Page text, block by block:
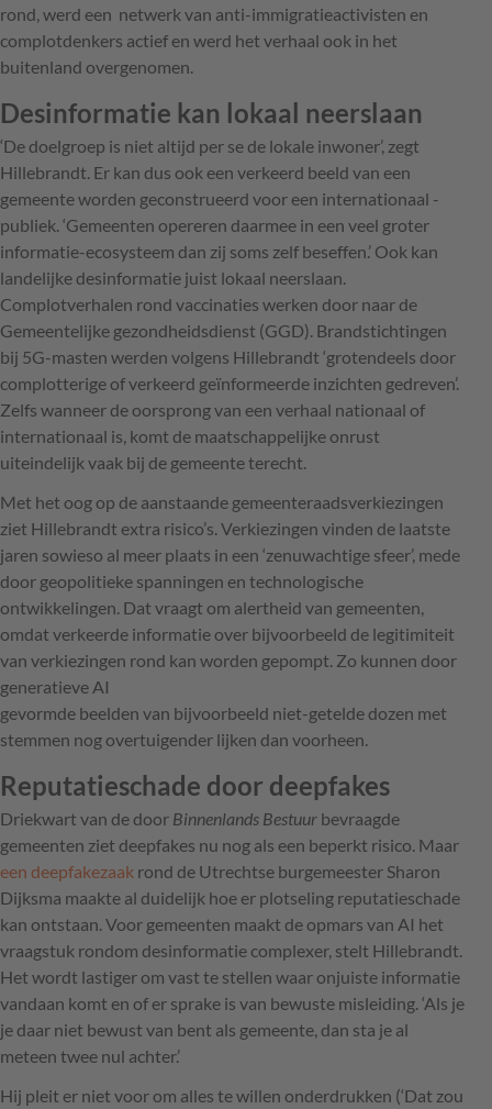
rond, werd een netwerk van anti-immigratieactivisten en
complotdenkers actief en werd het verhaal ook in het
buitenland overgenomen.
Desinformatie kan lokaal neerslaan
‘De doelgroep is niet altijd per se de lokale inwoner’, zegt
Hillebrandt. Er kan dus ook een ­verkeerd beeld van een
gemeente worden geconstrueerd voor een internationaal ­
publiek. ‘Gemeenten opereren daarmee in een veel groter
informatie-ecosysteem dan zij soms zelf beseffen.’ Ook kan
landelijke desinformatie juist ­lokaal neerslaan.
Complotverhalen rond vaccinaties werken door naar de
Gemeentelijke gezondheidsdienst (GGD). Brandstichtingen
bij 5G-masten werden volgens Hillebrandt ‘grotendeels door
complotterige of verkeerd geïnformeerde inzichten gedreven’.
Zelfs wanneer de oorsprong van een verhaal ­nationaal of
internationaal is, komt de maatschap­pelijke onrust
uiteindelijk vaak bij de ­gemeente terecht.
Met het oog op de aanstaande ­gemeenteraadsverkiezingen
ziet ­Hillebrandt extra risico’s. Verkiezingen ­vinden de laatste
jaren sowieso al meer plaats in een ‘zenuwachtige sfeer’, mede
door geopolitieke spanningen en technologische
ontwikkelingen. Dat vraagt om alertheid van gemeenten,
omdat verkeerde informatie over bijvoorbeeld de legitimiteit
van verkiezingen rond kan worden gepompt. Zo kunnen door
generatieve AI
gevormde beelden van bijvoorbeeld niet-getelde dozen met
stemmen nog overtuigender lijken dan voorheen.
Reputatieschade door deepfakes
Driekwart van de door Binnenlands ­Bestuur bevraagde
gemeenten ziet deep­fakes nu nog als een beperkt risico. Maar
een deepfakezaak rond de Utrechtse ­burgemeester Sharon
Dijksma maakte al duidelijk hoe er plotseling reputatieschade
kan ontstaan. Voor gemeenten maakt de ­opmars van AI het
vraagstuk rondom desinformatie complexer, stelt Hillebrandt.
Het wordt lastiger om vast te stellen waar onjuiste informatie
vandaan komt en of er sprake is van bewuste misleiding. ‘Als je
je daar niet bewust van bent als gemeente, dan sta je al
meteen twee nul achter.’
Hij pleit er ­niet voor om alles te willen onderdrukken (‘Dat zou